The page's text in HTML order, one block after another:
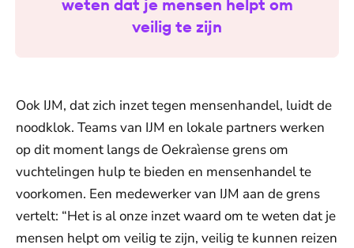
weten dat je mensen helpt om
veilig te zijn
Ook IJM, dat zich inzet tegen mensenhandel, luidt de
noodklok. Teams van IJM en lokale partners werken
op dit moment langs de Oekraìense grens om
vuchtelingen hulp te bieden en mensenhandel te
voorkomen. Een medewerker van IJM aan de grens
vertelt: “Het is al onze inzet waard om te weten dat je
mensen helpt om veilig te zijn, veilig te kunnen reizen